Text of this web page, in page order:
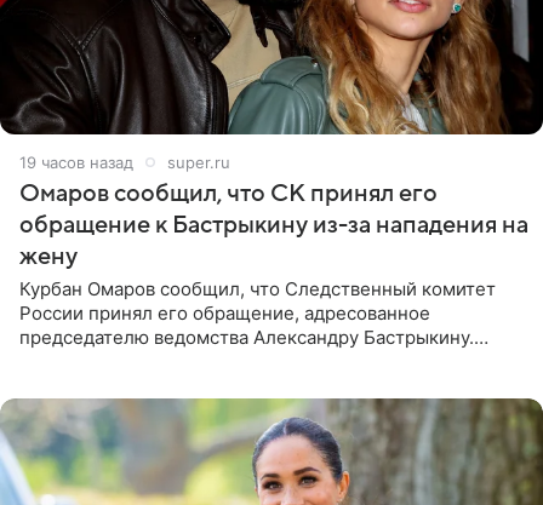
19 часов назад super.ru
Омаров сообщил, что СК принял его
обращение к Бастрыкину из-за нападения на
жену
Курбан Омаров сообщил, что Следственный комитет
России принял его обращение, адресованное
председателю ведомства Александру Бастрыкину.